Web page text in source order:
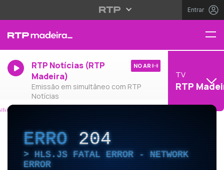
Entrar
RTP Notícias (RTP
Madeira)
Emissão em simultâneo com RTP
Notícias
NO AR
TV
RTP
ERRO204
HLS.JS FATAL ERROR - NETWORK
ERROR